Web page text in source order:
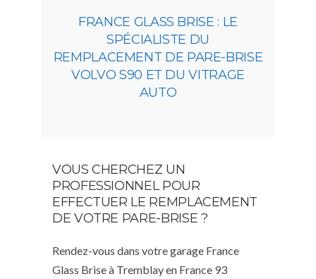
FRANCE GLASS BRISE : LE
SPÉCIALISTE DU
REMPLACEMENT DE PARE-BRISE
VOLVO S90 ET DU VITRAGE
AUTO
VOUS CHERCHEZ UN
PROFESSIONNEL POUR
EFFECTUER LE REMPLACEMENT
DE VOTRE PARE-BRISE ?
Rendez-vous dans votre garage France
Glass Brise à Tremblay en France 93